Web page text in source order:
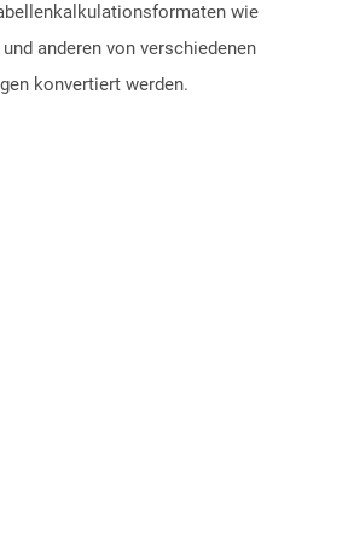
wie
und anderen von verschiedenen
konvertiert werden.